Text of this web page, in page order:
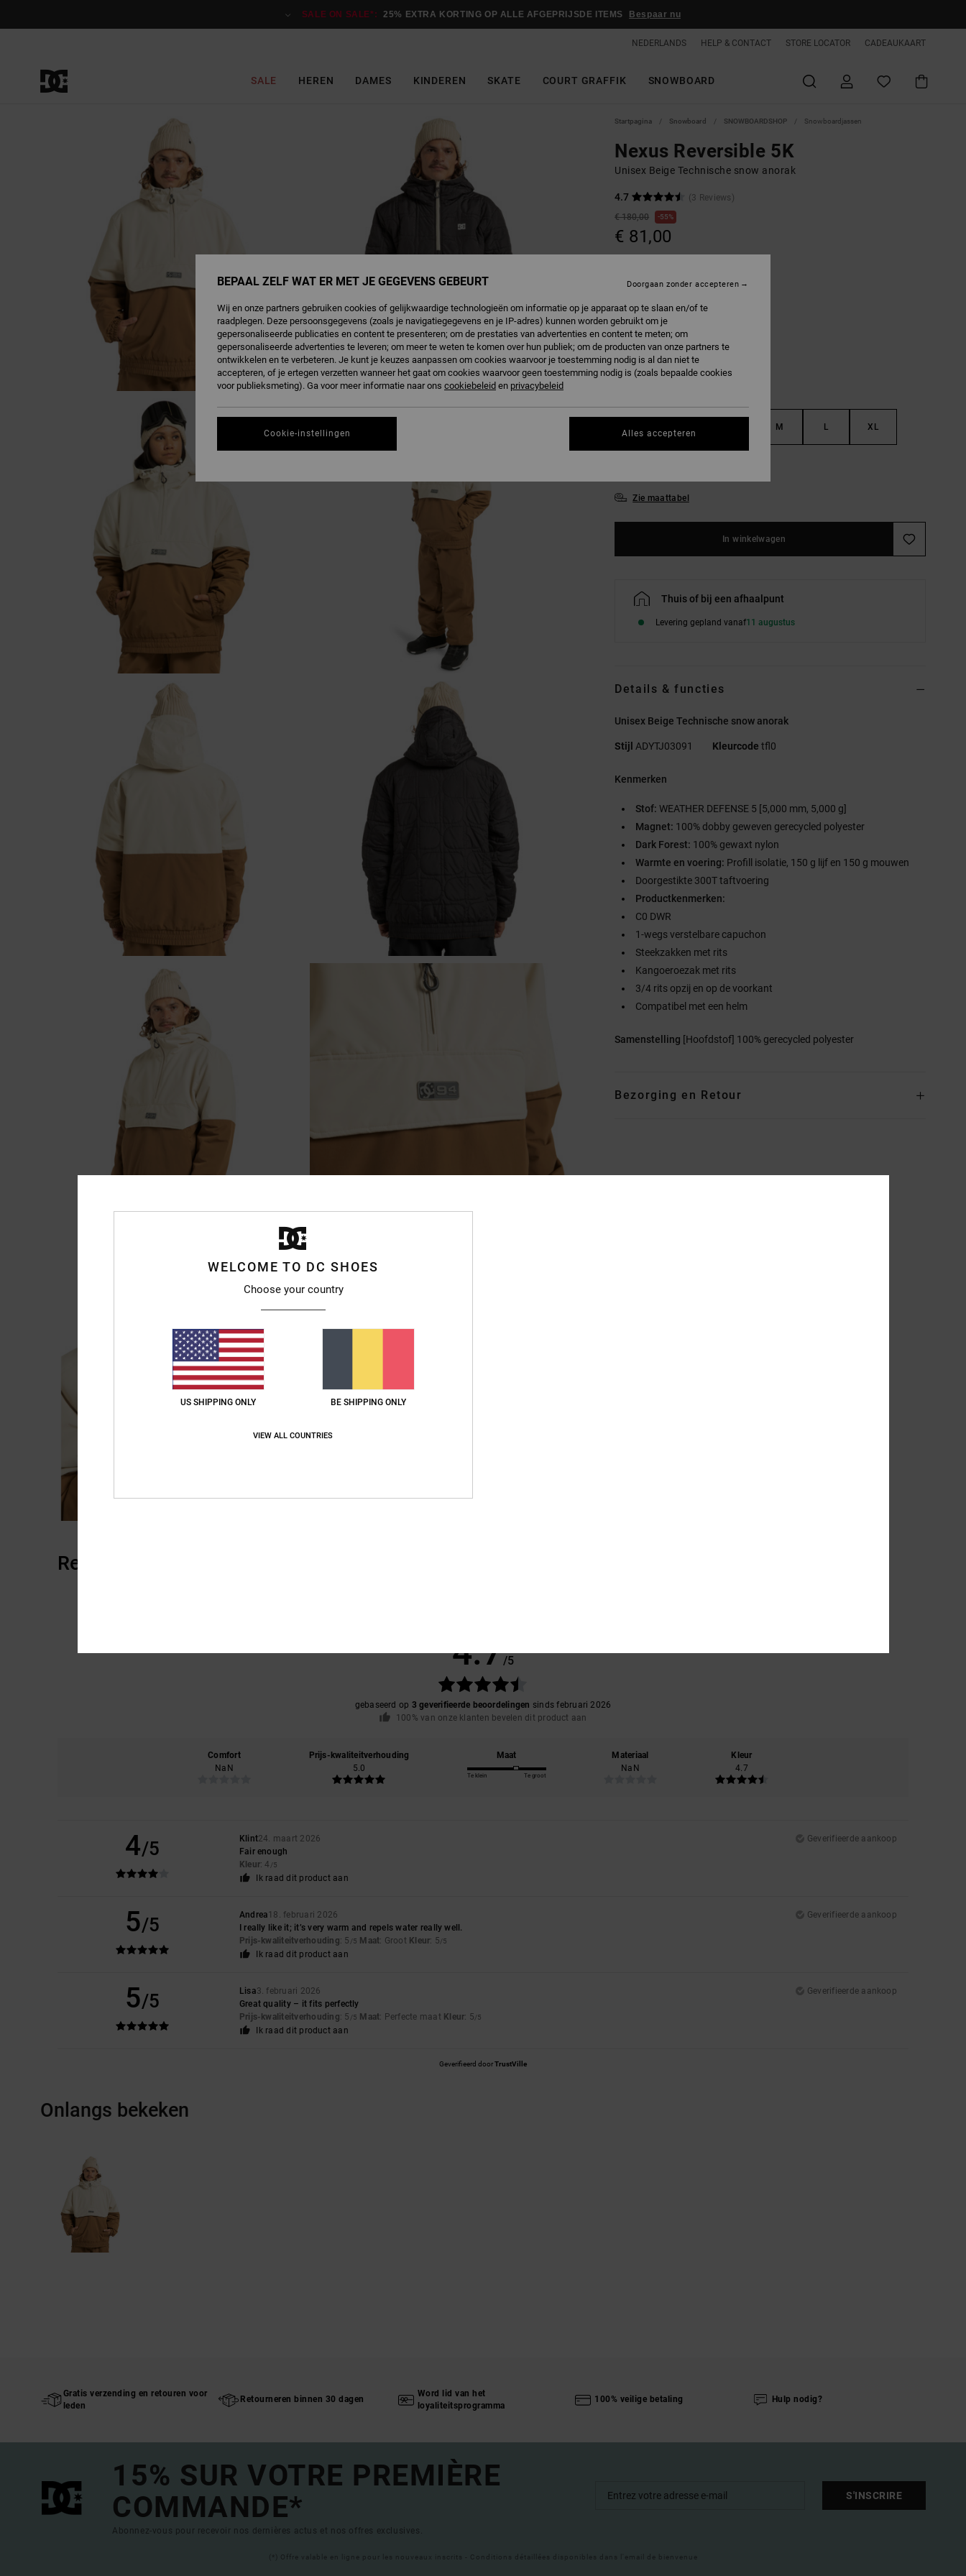
SALE ON SALE*: 25% EXTRA KORTING OP ALLE AFGEPRIJSDE ITEMS Bespaar nu
NEDERLANDS HELP & CONTACT STORE LOCATOR CADEAUKAART
SALE HEREN DAMES KINDEREN SKATE COURT GRAFFIK SNOWBOARD
Startpagina Snowboard SNOWBOARDSHOP Snowboardjassen
Nexus Reversible 5K
Unisex Beige Technische snow anorak
4.7
(3 Reviews)
€ 180,00
55%
€ 81,00
KleurOatmeal
M L XL
Zie maattabel
In winkelwagen
Thuis of bij een afhaalpunt
Levering gepland vanaf11 augustus
Details & functies
Unisex Beige Technische snow anorak
Stijl ADYTJ03091 Kleurcode tfl0
Kenmerken
Stof: WEATHER DEFENSE 5 [5,000 mm, 5,000 g]
Magnet: 100% dobby geweven gerecycled polyester
Dark Forest: 100% gewaxt nylon
Warmte en voering: Profill isolatie, 150 g lijf en 150 g mouwen
Doorgestikte 300T taftvoering
Productkenmerken:
C0 DWR
1-wegs verstelbare capuchon
Steekzakken met rits
Kangoeroezak met rits
3/4 rits opzij en op de voorkant
Compatibel met een helm
Samenstelling [Hoofdstof] 100% gerecycled polyester
Bezorging en Retour
Reviews van klanten
4.7/5
gebaseerd op 3 geverifieerde beoordelingen sinds februari 2026
100% van onze klanten bevelen dit product aan
Comfort
NaN
Prijs-kwaliteitverhouding
5.0
Maat
Te klein Te groot
Materiaal
NaN
Kleur
4.7
4/5 Klint24. maart 2026
Geverifieerde aankoop
Fair enough
Kleur: 4 /5
Ik raad dit product aan
5/5 Andrea18. februari 2026
Geverifieerde aankoop
I really like it; it’s very warm and repels water really well.
Prijs-kwaliteitverhouding: 5 /5 Maat: Groot Kleur: 5/5
Ik raad dit product aan
5/5 Lisa3. februari 2026
Geverifieerde aankoop
Great quality – it fits perfectly
Prijs-kwaliteitverhouding: 5 /5 Maat: Perfecte maat Kleur: 5/5
Ik raad dit product aan
Geverifieerd doorTrustVille
Onlangs bekeken
Gratis verzending en retouren voor
leden
Retourneren binnen 30 dagen
Word lid van het
loyaliteitsprogramma
100% veilige betaling Hulp nodig?
15% SUR VOTRE PREMIÈRE
COMMANDE*
Abonnez-vous pour recevoir nos dernières actus et nos offres exclusives.
S'INSCRIRE
(*) Offre valable en ligne pour les nouveaux inscrits - Conditions détaillées disponibles dans l'email de bienvenue
WELCOME TO DC SHOES
Choose your country
US SHIPPING ONLY BE SHIPPING ONLY
VIEW ALL COUNTRIES
BEPAAL ZELF WAT ER MET JE GEGEVENS GEBEURT
Wij en onze partners gebruiken cookies of gelijkwaardige technologieën om informatie op je apparaat op te slaan en/of te
raadplegen. Deze persoonsgegevens (zoals je navigatiegegevens en je IP-adres) kunnen worden gebruikt om je
gepersonaliseerde publicaties en content te presenteren; om de prestaties van advertenties en content te meten; om
gepersonaliseerde advertenties te leveren; om meer te weten te komen over hun publiek; om de producten van onze partners te
ontwikkelen en te verbeteren. Je kunt je keuzes aanpassen om cookies waarvoor je toestemming nodig is al dan niet te
accepteren, of je ertegen verzetten wanneer het gaat om cookies waarvoor geen toestemming nodig is (zoals bepaalde cookies
voor publieksmeting). Ga voor meer informatie naar ons cookiebeleid en privacybeleid
Cookie-instellingen
Doorgaan zonder accepteren
Alles accepteren